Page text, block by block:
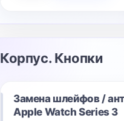
Корпус. Кнопки
Замена шлейфов /
Apple Watch Series 3